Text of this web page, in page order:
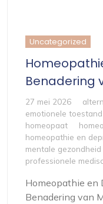
Uncategorized
Benadering
27 mei 2026
emotionele toestand
homeopaat
homeopathie en
mentale gezondheid
professionele
Homeopathie en
Benadering van